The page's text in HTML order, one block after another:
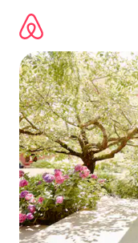
directement
contenu